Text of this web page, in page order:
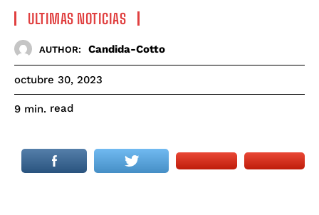
ULTIMAS NOTICIAS
AUTHOR: Candida-Cotto
octubre 30, 2023
9 min. read